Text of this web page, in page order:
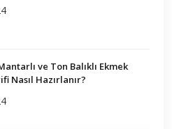
ve Ton Balıklı Ekmek
Nasıl Hazırlanır?